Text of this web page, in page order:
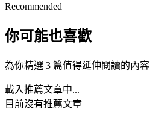
Recommended
你可能也喜歡
為你精選 3 篇值得延伸閱讀的內容
載入推薦文章中...
目前沒有推薦文章